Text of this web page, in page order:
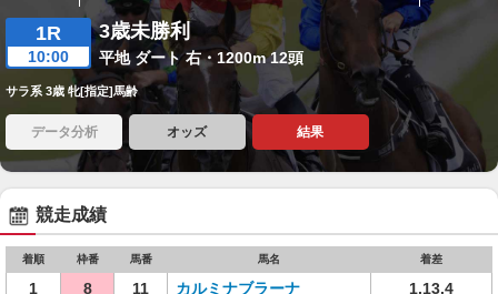
1R
10:00
3歳未勝利
平地 ダート 右・1200m 12頭
サラ系 3歳 牝[指定]馬齢
データ分析 オッズ 結果
競走成績
着順 枠番 馬番 馬名 着差
1 8 11 カルミナブラーナ
1.13.4